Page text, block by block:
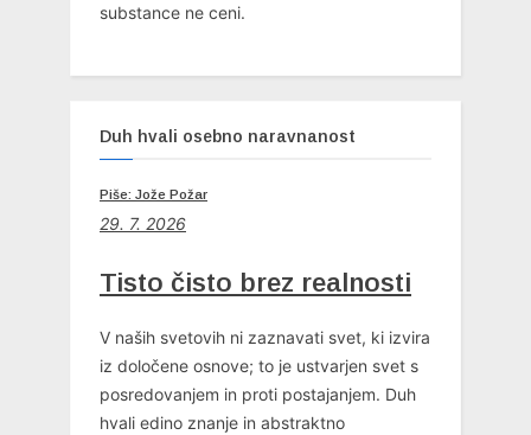
substance ne ceni.
Duh hvali osebno naravnanost
Piše: Jože Požar
29. 7. 2026
Tisto čisto brez realnosti
V naših svetovih ni zaznavati svet, ki izvira
iz določene osnove; to je ustvarjen svet s
posredovanjem in proti postajanjem. Duh
hvali edino znanje in abstraktno